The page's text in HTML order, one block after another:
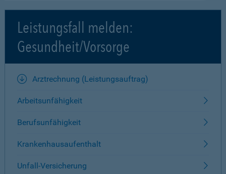
Leistungsfall melden:
Gesundheit/Vorsorge
Arztrechnung (Leistungsauftrag)
Arbeitsunfähigkeit
Berufsunfähigkeit
Krankenhausaufenthalt
Unfall-Versicherung